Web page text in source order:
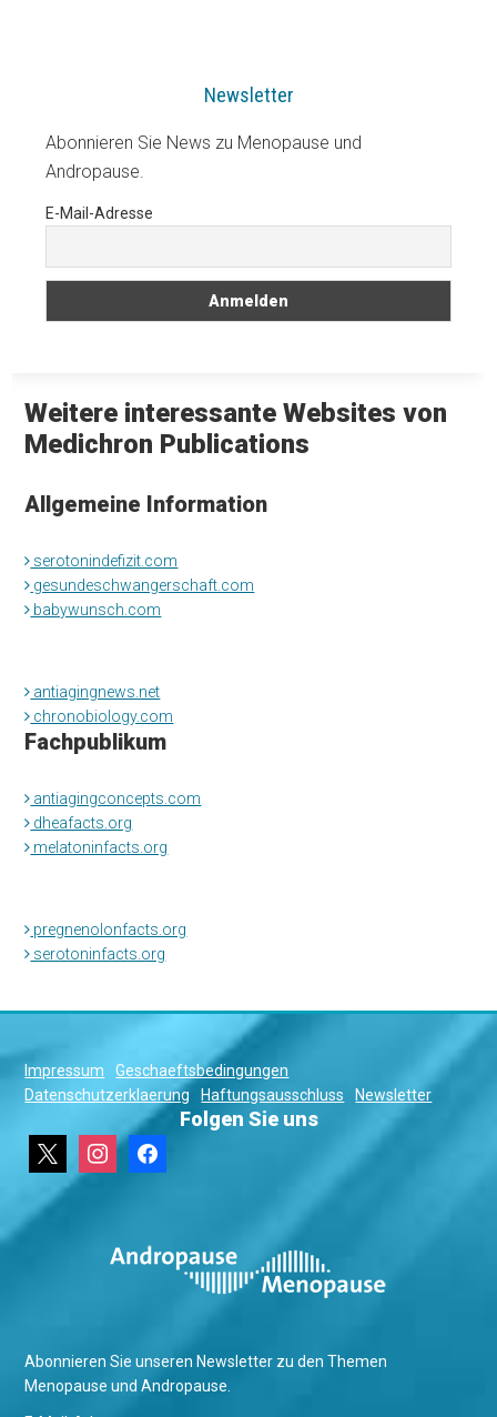
Newsletter
Abonnieren Sie News zu Menopause und
Andropause.
E-Mail-Adresse
Weitere interessante Websites von
Medichron Publications
Allgemeine Information
serotonindefizit.com
gesundeschwangerschaft.com
babywunsch.com
antiagingnews.net
chronobiology.com
Fachpublikum
antiagingconcepts.com
dheafacts.org
melatoninfacts.org
pregnenolonfacts.org
serotoninfacts.org
Impressum
Geschaeftsbedingungen
Datenschutzerklaerung
Haftungsausschluss Newsletter
Folgen Sie uns
instagramfacebook
Abonnieren Sie unseren Newsletter zu den Themen
Menopause und Andropause.